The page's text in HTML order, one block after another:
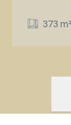
373 m²